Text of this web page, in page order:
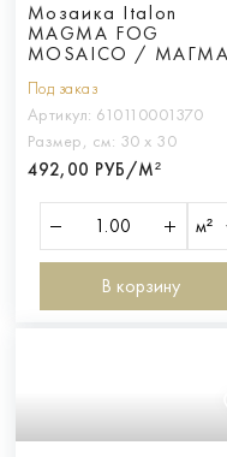
Мозаика Italon
MAGMA FOG
MOSAICO / МАГМА
Под заказ
Артикул: 610110001370
Размер, см: 30 х 30
492,00 РУБ/М²
м²
В корзину